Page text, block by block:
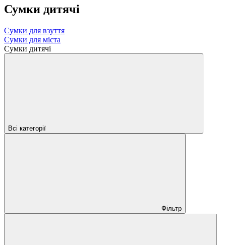
Сумки дитячі
Сумки для взуття
Сумки для міста
Сумки дитячі
Всі категорії
Фільтр